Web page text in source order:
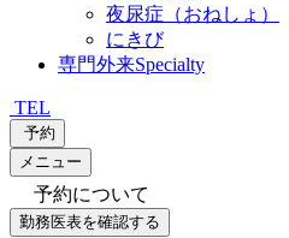
夜尿症（おねしょ）
にきび
専門外来Specialty
TEL
予約
メニュー
予約について
勤務医表を確認する